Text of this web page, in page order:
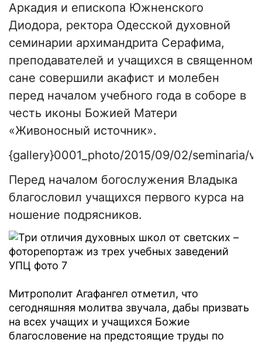
Аркадия и епископа Южненского
Диодора, ректора Одесской духовной
семинарии архимандрита Серафима,
преподавателей и учащихся в священном
сане совершили акафист и молебен
перед началом учебного года в соборе в
честь иконы Божией Матери
«Живоносный источник».
{gallery}0001_photo/2015/09/02/seminaria/
Перед началом богослужения Владыка
благословил учащихся первого курса на
ношение подрясников.
Митрополит Агафангел отметил, что
сегодняшняя молитва звучала, дабы призвать
на всех учащих и учащихся Божие
благословение на предстоящие труды по